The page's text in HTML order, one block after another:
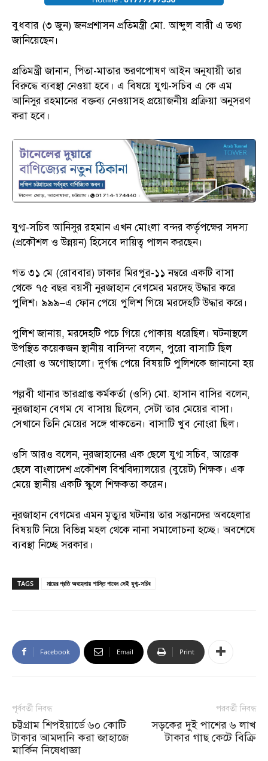
বুধবার (৩ জুন) জনপ্রশাসন প্রতিমন্ত্রী মো. আব্দুল বারী এ তথ্য
জানিয়েছেন।
প্রতিমন্ত্রী জানান, পিতা-মাতার ভরণপোষণ আইন অনুযায়ী তার
বিরুদ্ধে ব্যবস্থা নেওয়া হবে। এ বিষয়ে যুগ্ম-সচিব এ কে এম
আনিসুর রহমানের বক্তব্য নেওয়াসহ প্রয়োজনীয় প্রক্রিয়া অনুসরণ
করা হবে।
যুগ্ম-সচিব আনিসুর রহমান এখন মোংলা বন্দর কর্তৃপক্ষের সদস্য
(প্রকৌশল ও উন্নয়ন) হিসেবে দায়িত্ব পালন করছেন।
গত ৩১ মে (রোববার) ঢাকার মিরপুর-১১ নম্বরে একটি বাসা
থেকে ৭৫ বছর বয়সী নুরজাহান বেগমের মরদেহ উদ্ধার করে
পুলিশ। ৯৯৯–এ ফোন পেয়ে পুলিশ গিয়ে মরদেহটি উদ্ধার করে।
পুলিশ জানায়, মরদেহটি পচে গিয়ে পোকায় ধরেছিল। ঘটনাস্থলে
উপস্থিত কয়েকজন স্থানীয় বাসিন্দা বলেন, পুরো বাসাটি ছিল
নোংরা ও অগোছালো। দুর্গন্ধ পেয়ে বিষয়টি পুলিশকে জানানো হয়
পল্লবী থানার ভারপ্রাপ্ত কর্মকর্তা (ওসি) মো. হাসান বাসির বলেন,
নুরজাহান বেগম যে বাসায় ছিলেন, সেটা তার মেয়ের বাসা।
সেখানে তিনি মেয়ের সঙ্গে থাকতেন। বাসাটি খুব নোংরা ছিল।
ওসি আরও বলেন, নুরজাহানের এক ছেলে যুগ্ম সচিব, আরেক
ছেলে বাংলাদেশ প্রকৌশল বিশ্ববিদ্যালয়ের (বুয়েট) শিক্ষক। এক
মেয়ে স্থানীয় একটি স্কুলে শিক্ষকতা করেন।
নুরজাহান বেগমের এমন মৃত্যুর ঘটনায় তার সন্তানদের অবহেলার
বিষয়টি নিয়ে বিভিন্ন মহল থেকে নানা সমালোচনা হচ্ছে। অবশেষে
ব্যবস্থা নিচ্ছে সরকার।
TAGS মায়ের প্রতি অবহেলায় শাস্তি পাবেন সেই যুগ্ম-সচিব
Facebook Email Print
পূর্ববর্তী নিবন্ধ
চট্টগ্রাম শিপইয়ার্ডে ৬০ কোটি
টাকার আমদানি করা জাহাজে
মার্কিন নিষেধাজ্ঞা
পরবর্তী নিবন্ধ
সড়কের দুই পাশের ৬ লাখ
টাকার গাছ কেটে বিক্রি